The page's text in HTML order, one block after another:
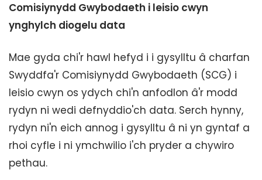
Comisiynydd Gwybodaeth i leisio cwyn
ynghylch diogelu data
Mae gyda chi'r hawl hefyd i i gysylltu â charfan
Swyddfa'r Comisiynydd Gwybodaeth (SCG) i
leisio cwyn os ydych chi'n anfodlon â'r modd
rydyn ni wedi defnyddio'ch data. Serch hynny,
rydyn ni'n eich annog i gysylltu â ni yn gyntaf a
rhoi cyfle i ni ymchwilio i'ch pryder a chywiro
pethau.